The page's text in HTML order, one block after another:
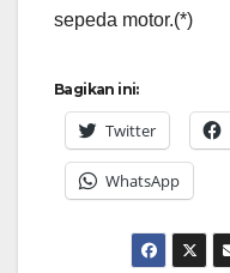
sepeda motor.(*)
Bagikan ini:
Twitter
WhatsApp